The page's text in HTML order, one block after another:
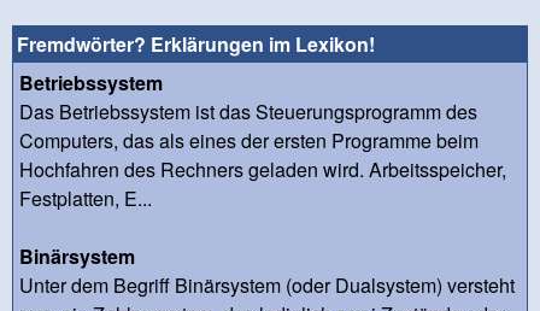
Fremdwörter? Erklärungen im Lexikon!
Betriebssystem
Das Betriebssystem ist das Steuerungsprogramm des
Computers, das als eines der ersten Programme beim
Hochfahren des Rechners geladen wird. Arbeitsspeicher,
Festplatten, E...
Binärsystem
Unter dem Begriff Binärsystem (oder Dualsystem) versteht